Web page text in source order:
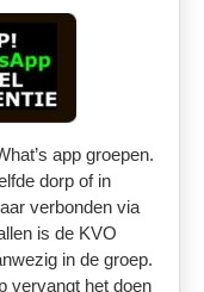
app groepen.
dorp of in
verbonden via
is de KVO
in de groep.
vervangt het doen